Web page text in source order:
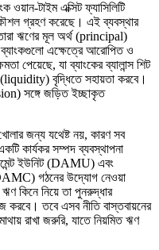
টাইম এক্সিট ফ্যাসিলিটি
গ্রহণ করেছে। এই ব্যবস্থার
ঋণের মূল অর্থ (principal)
এক্ষেত্রে আরোপিত ও
যা ব্যাংকের ব্যালান্স শিট
বৃদ্ধিতে সহায়তা করবে।
সঙ্গে জড়িত ইচ্ছাকৃত
জন্য যথেষ্ট নয়, কারণ সব
কার্যকর সম্পদ ব্যবস্থাপনা
ইউনিট (DAMU) এবং
গঠনের উদ্যোগ নেওয়া
কিনে নিয়ে তা পুনরুদ্ধার
তবে এসব নীতি বাস্তবায়নের
রাখা জরুরি, যাতে নিয়মিত ঋণ